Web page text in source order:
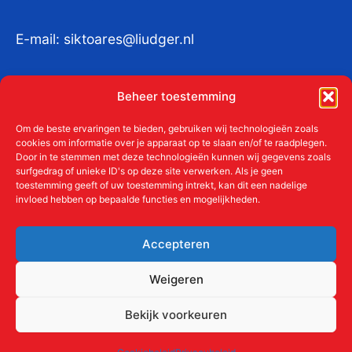
Beheer toestemming
Om de beste ervaringen te bieden, gebruiken wij technologieën zoals
cookies om informatie over je apparaat op te slaan en/of te raadplegen.
Door in te stemmen met deze technologieën kunnen wij gegevens zoals
surfgedrag of unieke ID's op deze site verwerken. Als je geen
toestemming geeft of uw toestemming intrekt, kan dit een nadelige
invloed hebben op bepaalde functies en mogelijkheden.
Accepteren
Weigeren
Bekijk voorkeuren
E-mail: siktoares@liudger.nl
KvKnr:41011712
Meer over de Liudgerstichten
Aanmelden als donateur
ANBI
Contact